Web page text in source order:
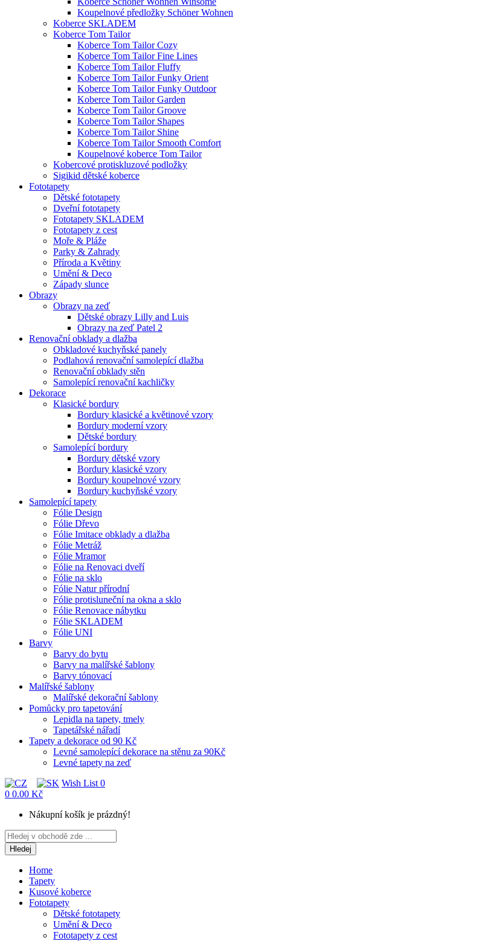
Koupelnové předložky Schöner Wohnen
Koberce SKLADEM
Koberce Tom Tailor
Koberce Tom Tailor Cozy
Koberce Tom Tailor Fine Lines
Koberce Tom Tailor Fluffy
Koberce Tom Tailor Funky Orient
Koberce Tom Tailor Funky Outdoor
Koberce Tom Tailor Garden
Koberce Tom Tailor Groove
Koberce Tom Tailor Shapes
Koberce Tom Tailor Shine
Koberce Tom Tailor Smooth Comfort
Koupelnové koberce Tom Tailor
Kobercové protiskluzové podložky
Sigikid dětské koberce
Fototapety
Dětské fototapety
Dveřní fototapety
Fototapety SKLADEM
Fototapety z cest
Moře & Pláže
Parky & Zahrady
Příroda a Květiny
Umění & Deco
Západy slunce
Obrazy
Obrazy na zeď
Dětské obrazy Lilly and Luis
Obrazy na zeď Patel 2
Renovační obklady a dlažba
Obkladové kuchyňské panely
Podlahová renovační samolepící dlažba
Renovační obklady stěn
Samolepící renovační kachličky
Dekorace
Klasické bordury
Bordury klasické a květinové vzory
Bordury moderní vzory
Dětské bordury
Samolepící bordury
Bordury dětské vzory
Bordury klasické vzory
Bordury koupelnové vzory
Bordury kuchyňské vzory
Samolepící tapety
Fólie Design
Fólie Dřevo
Fólie Imitace obklady a dlažba
Fólie Metráž
Fólie Mramor
Fólie na Renovaci dveří
Fólie na sklo
Fólie Natur přírodní
Fólie protisluneční na okna a sklo
Fólie Renovace nábytku
Fólie SKLADEM
Fólie UNI
Barvy
Barvy do bytu
Barvy na malířské šablony
Barvy tónovací
Malířské šablony
Malířské dekorační šablony
Pomůcky pro tapetování
Lepidla na tapety, tmely
Tapetářské nářadí
Tapety a dekorace od 90 Kč
Levné samolepící dekorace na stěnu za 90Kč
Levné tapety na zeď
Wish List 0
0 0.00 Kč
Nákupní košík je prázdný!
Hledej
Home
Tapety
Kusové koberce
Fototapety
Dětské fototapety
Umění & Deco
Fototapety z cest